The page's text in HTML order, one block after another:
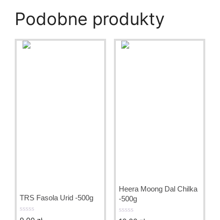
Podobne produkty
TRS Fasola Urid -500g
Heera Moong Dal Chilka
-500g